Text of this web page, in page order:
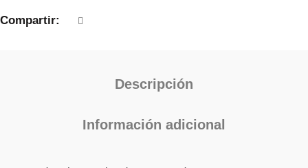
Compartir
Descripción
Información adicional